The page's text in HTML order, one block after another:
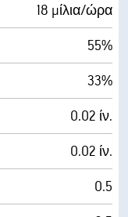
18 μίλια/ώρα
55%
33%
0.02 ίν.
0.02 ίν.
0.5